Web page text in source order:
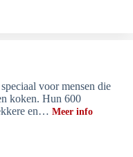
voor mensen die
koken. Hun 600
en… Meer info